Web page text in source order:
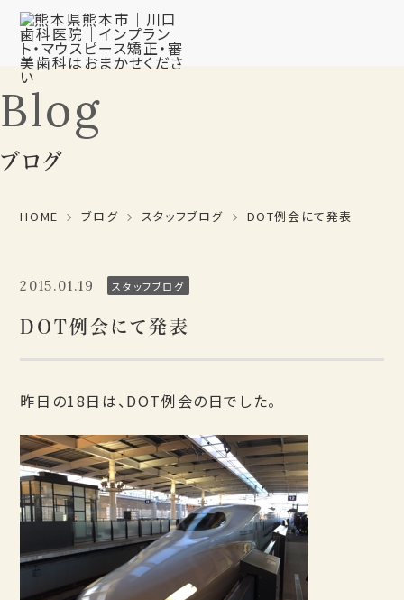
Blog
ブログ
HOME ブログ スタッフブログ DOT例会にて発表
2015.01.19 スタッフブログ
DOT例会にて発表
昨日の18日は、DOT例会の日でした。